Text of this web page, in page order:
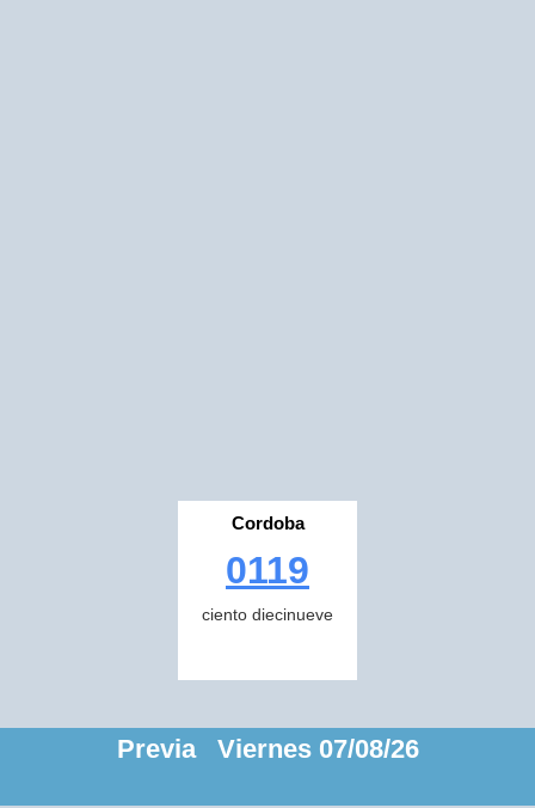
Cordoba
0119
ciento diecinueve
Previa Viernes 07/08/26